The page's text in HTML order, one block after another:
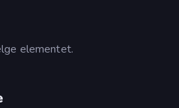
elementet.